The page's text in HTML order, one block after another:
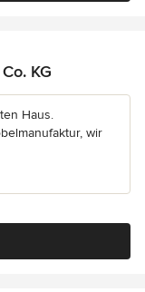
KG
Haus.
wir